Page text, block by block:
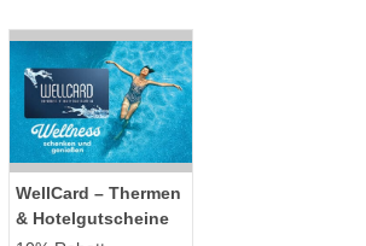
WellCard – Thermen
& Hotelgutscheine